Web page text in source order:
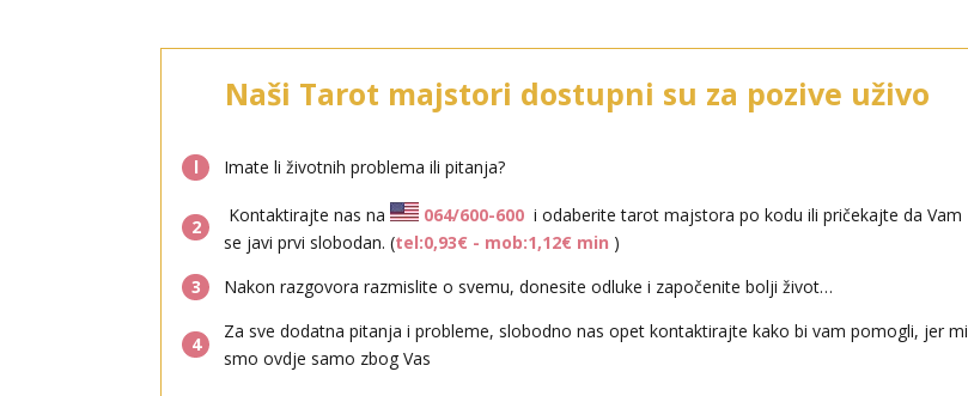
Naši Tarot majstori dostupni su za pozive uživo
l Imate li životnih problema ili pitanja?
2
Kontaktirajte nas na 064/600-600 i odaberite tarot majstora po kodu ili pričekajte da Vam
se javi prvi slobodan. (tel:0,93€ - mob:1,12€ min )
3
Nakon razgovora razmislite o svemu, donesite odluke i započenite bolji život…
4
Za sve dodatna pitanja i probleme, slobodno nas opet kontaktirajte kako bi vam pomogli, jer mi
smo ovdje samo zbog Vas